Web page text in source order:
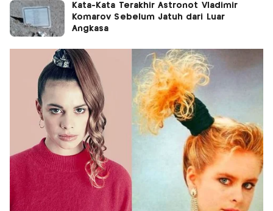
Kata-Kata Terakhir Astronot Vladimir
Komarov Sebelum Jatuh dari Luar
Angkasa